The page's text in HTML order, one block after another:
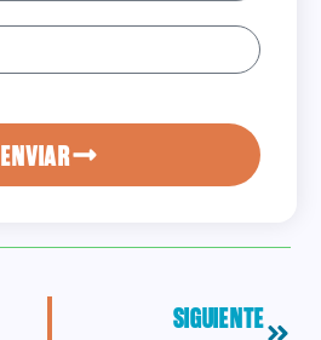
ENVIAR
SIGUIENTE